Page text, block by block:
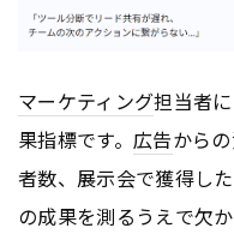
マーケティング担当者
果指標です。 広告から
者数、展示会で獲得し
の成果を測るうえで欠か